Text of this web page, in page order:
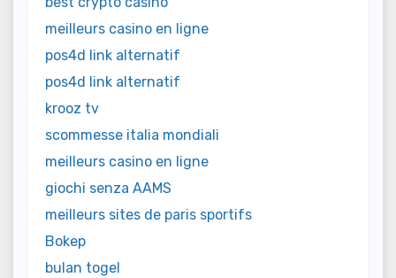
meilleurs casino en ligne
pos4d link alternatif
pos4d link alternatif
krooz tv
scommesse italia mondiali
meilleurs casino en ligne
giochi senza AAMS
meilleurs sites de paris sportifs
Bokep
bulan togel